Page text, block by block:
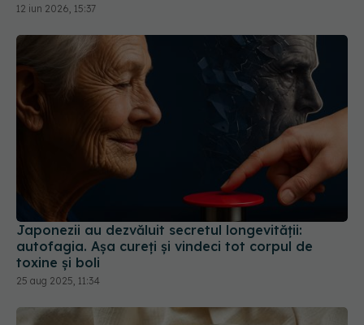
12 iun 2026, 15:37
Japonezii au dezvăluit secretul longevității:
autofagia. Așa cureți și vindeci tot corpul de
toxine și boli
25 aug 2025, 11:34